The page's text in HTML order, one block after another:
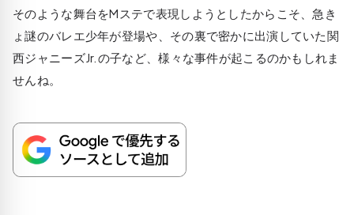
そのような舞台をMステで表現しようとしたからこそ、急き
ょ謎のバレエ少年が登場や、その裏で密かに出演していた関
西ジャニーズJr.の子など、様々な事件が起こるのかもしれま
せんね。